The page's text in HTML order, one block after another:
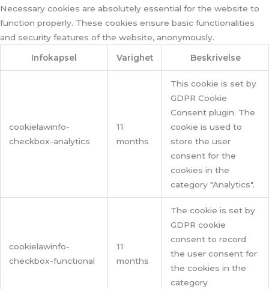
Necessary cookies are absolutely essential for the website to
function properly. These cookies ensure basic functionalities
and security features of the website, anonymously.
Infokapsel Varighet Beskrivelse
cookielawinfo-
checkbox-analytics
11
months
This cookie is set by
GDPR Cookie
Consent plugin. The
cookie is used to
store the user
consent for the
cookies in the
category "Analytics".
cookielawinfo-
checkbox-functional
11
months
The cookie is set by
GDPR cookie
consent to record
the user consent for
the cookies in the
category